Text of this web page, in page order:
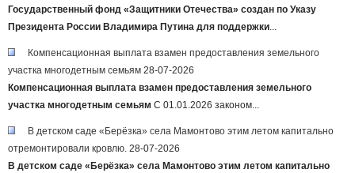
Государственный фонд «Защитники Отечества» создан по Указу
Президента России Владимира Путина для поддержки...
Компенсационная выплата взамен предоставления земельного
участка многодетным семьям 28-07-2026
Компенсационная выплата взамен предоставления земельного
участка многодетным семьям С 01.01.2026 законом...
В детском саде «Берёзка» села Мамонтово этим летом капитально
отремонтировали кровлю. 28-07-2026
В детском саде «Берёзка» села Мамонтово этим летом капитально